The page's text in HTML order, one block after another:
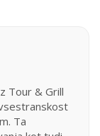
Tour & Grill
Ta